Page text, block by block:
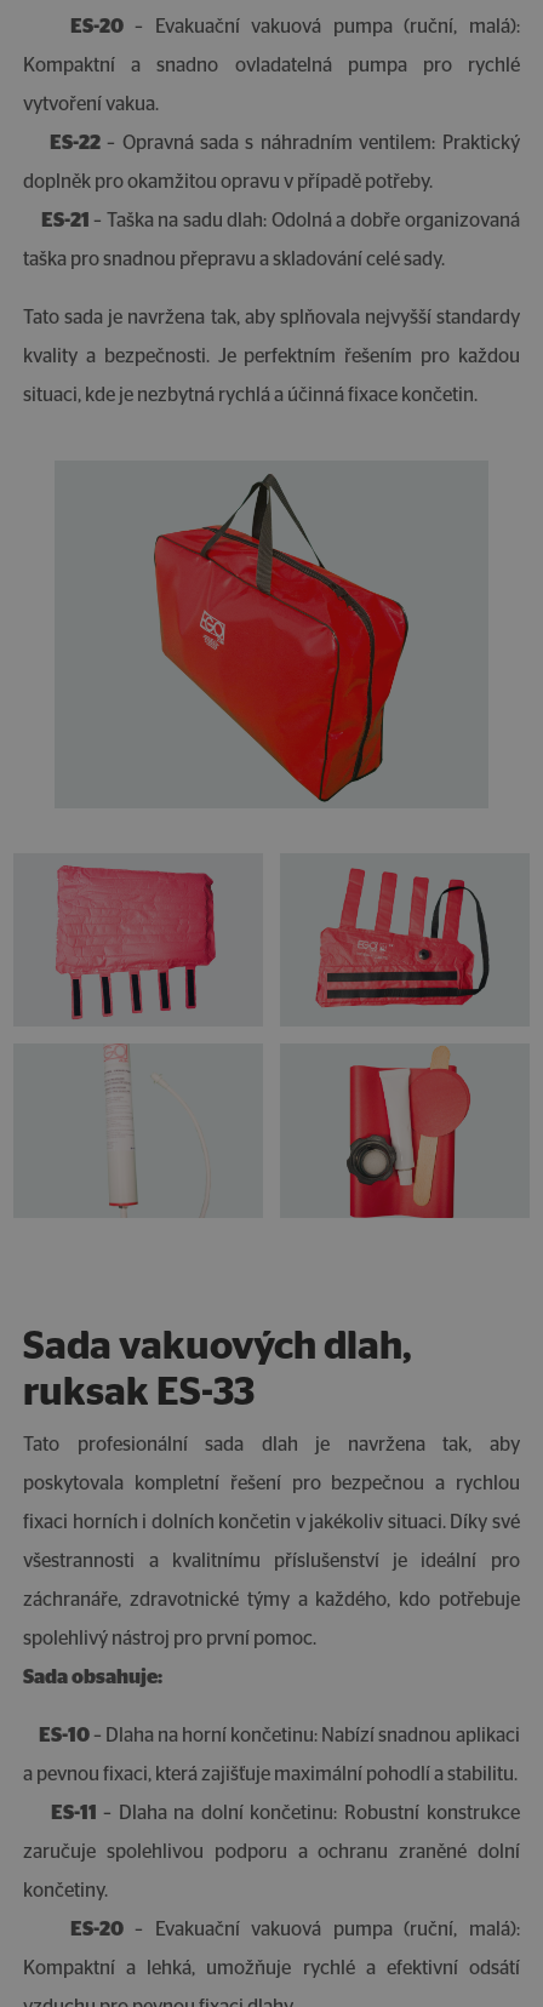
ES-20– Evakuační vakuová pumpa (ruční, malá):
Kompaktní a snadno ovladatelná pumpa pro rychlé
vytvoření vakua.
ES-22– Opravná sada s náhradním ventilem: Praktický
doplněk pro okamžitou opravu v případě potřeby.
ES-21– Taška na sadu dlah: Odolná a dobře organizovaná
taška pro snadnou přepravu a skladování celé sady.
Tato sada je navržena tak, aby splňovala nejvyšší standardy
kvality a bezpečnosti. Je perfektním řešením pro každou
situaci, kde je nezbytná rychlá a účinná fixace končetin.
Sada vakuových dlah,
ruksak ES-33
Tato profesionální sada dlah je navržena tak, aby
poskytovala kompletní řešení pro bezpečnou a rychlou
fixaci horních i dolních končetin v jakékoliv situaci. Díky své
všestrannosti a kvalitnímu příslušenství je ideální pro
záchranáře, zdravotnické týmy a každého, kdo potřebuje
spolehlivý nástroj pro první pomoc.
Sada obsahuje:
ES-10– Dlaha na horní končetinu: Nabízí snadnou aplikaci
a pevnou fixaci, která zajišťuje maximální pohodlí a stabilitu.
ES-11
– Dlaha na dolní končetinu: Robustní konstrukce
zaručuje spolehlivou podporu a ochranu zraněné dolní
končetiny.
ES-20– Evakuační vakuová pumpa (ruční, malá):
Kompaktní a lehká, umožňuje rychlé a efektivní odsátí